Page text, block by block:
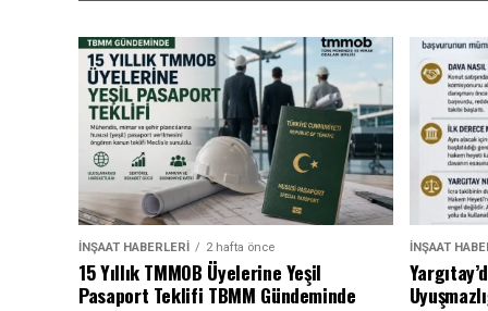
İNŞAAT HABERLERI 2 hafta önce
15 Yıllık TMMOB Üyelerine Yeşil
Pasaport Teklifi TBMM Gündeminde
İNŞAAT